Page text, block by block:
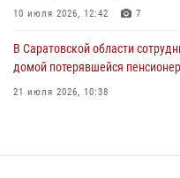
задержан подозреваемый в
10 июля 2026, 12:42 7
В Саратовской области
домой потерявшейся
21 июля 2026, 10:38